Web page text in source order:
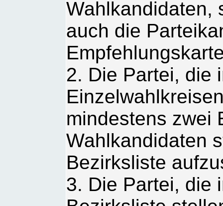
Wahlkandidaten,
auch die
2. Die Partei, die
mindestens zwei
Wahlkandidaten
Bezirksliste
3. Die Partei, die